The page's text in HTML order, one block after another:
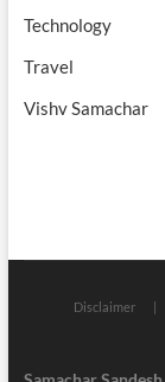
Technology
Travel
Vishv Samachar
Disclaimer